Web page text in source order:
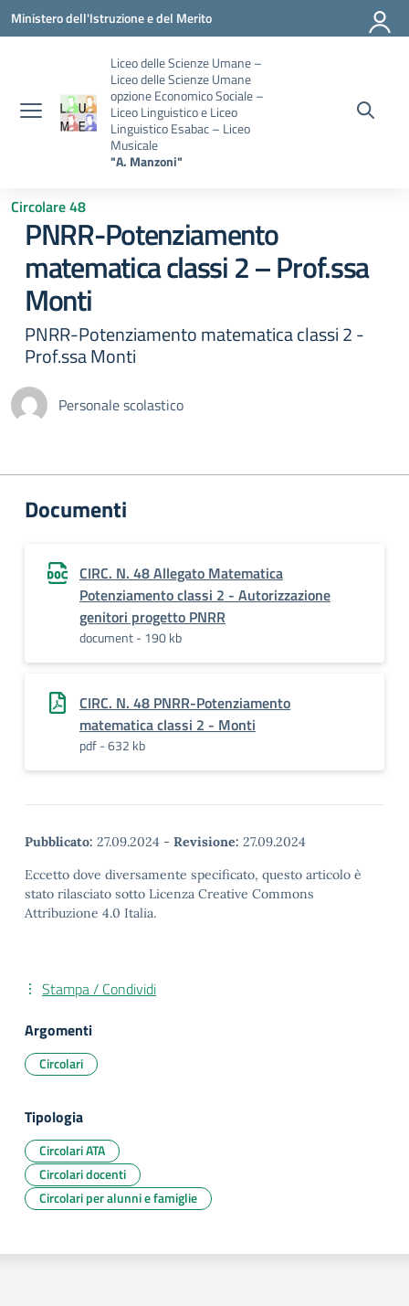
Vai ai contenuti
Vai al menu di navigazione
Vai al footer
Ministero dell'Istruzione e del Merito
Liceo delle Scienze Umane –
Liceo delle Scienze Umane
opzione Economico Sociale –
Liceo Linguistico e Liceo
Linguistico Esabac – Liceo
Musicale
"A. Manzoni"
Circolare 48
PNRR-Potenziamento
matematica classi 2 – Prof.ssa
Monti
PNRR-Potenziamento matematica classi 2 -
Prof.ssa Monti
Personale scolastico
Documenti
CIRC. N. 48 Allegato Matematica
Potenziamento classi 2 - Autorizzazione
genitori progetto PNRR
document - 190 kb
CIRC. N. 48 PNRR-Potenziamento
matematica classi 2 - Monti
pdf - 632 kb
Pubblicato: 27.09.2024 - Revisione: 27.09.2024
Eccetto dove diversamente specificato, questo articolo è
stato rilasciato sotto Licenza Creative Commons
Attribuzione 4.0 Italia.
Stampa / Condividi
Argomenti
Circolari
Tipologia
Circolari ATA
Circolari docenti
Circolari per alunni e famiglie